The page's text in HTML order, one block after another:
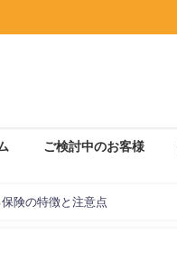
ご検討中のお客様
険の特徴と注意点